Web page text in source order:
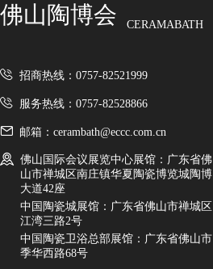
佛山陶博会 CERAMABATH
招商热线：0757-82521999
服务热线：0757-82528866
邮箱：cerambath@eccc.com.cn
佛山国际会议展览中心展馆：广东省佛
山市禅城区南庄镇华夏陶瓷博览城陶博
大道42座
中国陶瓷城展馆：广东省佛山市禅城区
江湾三路2号
中国陶瓷卫浴总部展馆：广东省佛山市
季华西路68号